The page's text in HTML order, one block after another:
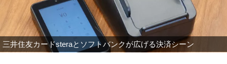
三井住友カードsteraとソフトバンクが広げる決済シーン